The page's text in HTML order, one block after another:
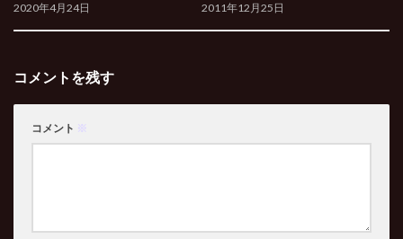
2020年4月24日 2011年12月25日
コメントを残す
コメント ※